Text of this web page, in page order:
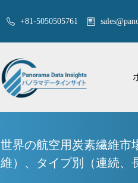
+81-5050505761
世界の航空用炭素繊維市
維）、タイプ別（連続、